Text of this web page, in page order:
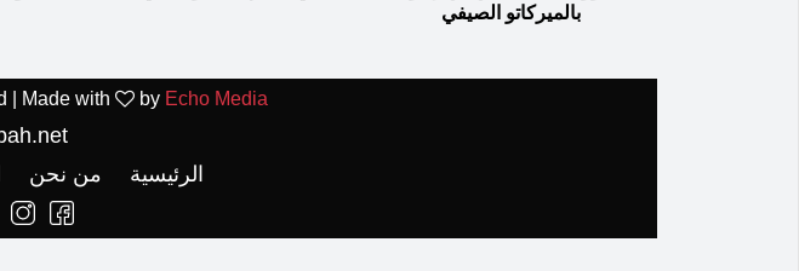
بالميركاتو الصيفي
| Made with by Echo Media
الرئيسية
من نحن